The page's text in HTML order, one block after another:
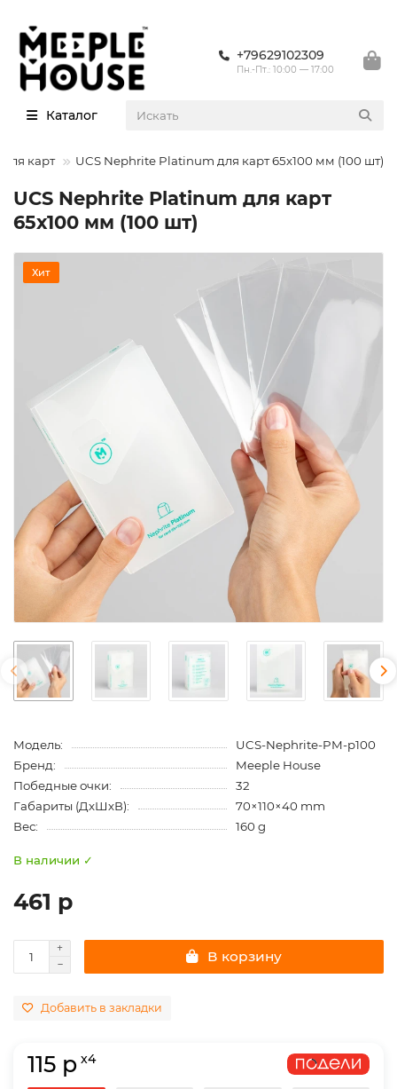
+79629102309
Пн.-Пт.: 10:00 — 17:00
Каталог
карт UCS Nephrite Platinum для карт 65х100 мм (100 шт)
UCS Nephrite Platinum для карт
65х100 мм (100 шт)
Хит
Модель:
UCS-Nephrite-PM-p100
Бренд:
Meeple House
Победные очки:
32
Габариты (ДхШхВ):
70×110×40 mm
Вес:
160 g
В наличии ✓
461 р
В корзину
Добавить в закладки
115 р x4